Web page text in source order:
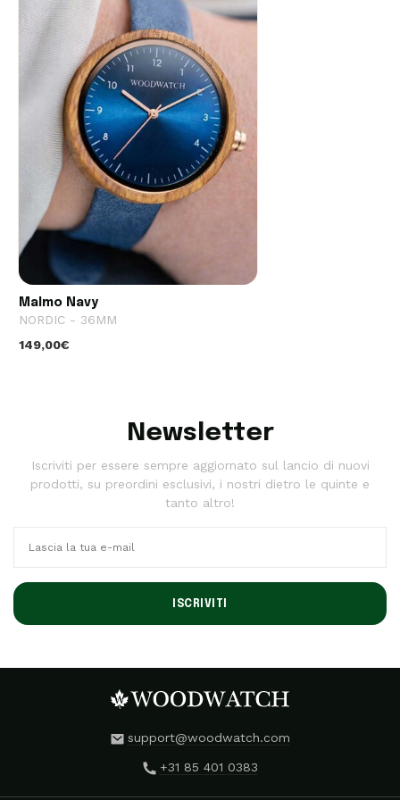
Malmo Navy
NORDIC - 36MM
149,00€
Newsletter
Iscriviti per essere sempre aggiornato sul lancio di nuovi
prodotti, su preordini esclusivi, i nostri dietro le quinte e
tanto altro!
ISCRIVITI
support@woodwatch.com
+31 85 401 0383